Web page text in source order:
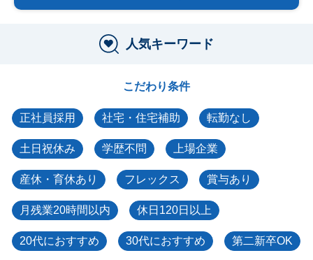
人気キーワード
こだわり条件
正社員採用 社宅・住宅補助 転勤なし
土日祝休み 学歴不問 上場企業
産休・育休あり フレックス 賞与あり
月残業20時間以内 休日120日以上
20代におすすめ 30代におすすめ 第二新卒OK